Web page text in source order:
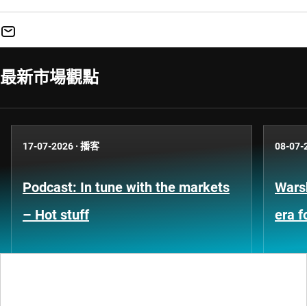
最新市場觀點
17-07-2026 · 播客
Podcast: In tune with the markets
– Hot stuff
08-07-
era